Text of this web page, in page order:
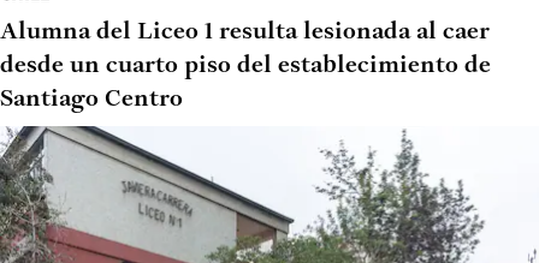
Alumna del Liceo 1 resulta lesionada al caer
desde un cuarto piso del establecimiento de
Santiago Centro